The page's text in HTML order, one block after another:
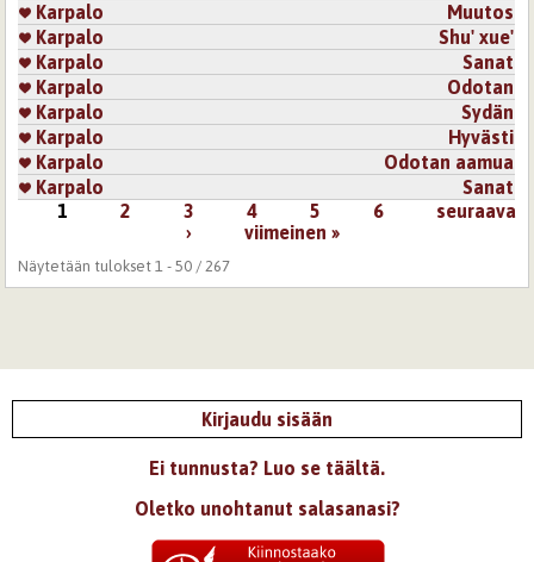
Karpalo
Muutos
Karpalo
Shu' xue'
Karpalo
Sanat
Karpalo
Odotan
Karpalo
Sydän
Karpalo
Hyvästi
Karpalo
Odotan aamua
Karpalo
Sanat
1 2 3 4 5 6
seuraava
›
viimeinen »
Näytetään tulokset 1 - 50 / 267
Kirjaudu sisään
Ei tunnusta? Luo se täältä.
Oletko unohtanut salasanasi?